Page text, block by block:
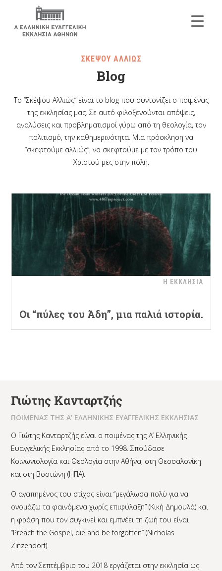
ΣΚΕΨΟΥ ΑΛΛΙΩΣ
Blog
Το “Σκέψου Αλλιώς” είναι το blog που συντονίζει ο ποιμένας
της εκκλησίας μας. Σε αυτό φιλοξενούνται απόψεις,
αναλύσεις και προβληματισμοί γύρω από τη θεολογία, τον
πολιτισμό, την καθημερινότητα. Μια πρόσκληση να
“σκεφτούμε αλλιώς”, να σκεφτούμε με τον τρόπο του
Χριστού μες στην πόλη.
Η ΕΚΚΛΗΣΙΑ
Οι “πύλες του Άδη”, μια παλιά ιστορία.
Γιώτης Κανταρτζής
ΠΟΙΜΕΝΑΣ ΤΗΣ Α’ ΕΛΛΗΝΙΚΗΣ ΕΥΑΓΓΕΛΙΚΗΣ ΕΚΚΛΗΣΙΑΣ
Ο Γιώτης Κανταρτζής είναι ο ποιμένας της Α’ Ελληνικής
Ευαγγελικής Εκκλησίας από το 1998. Σπούδασε
Κοινωνιολογία και Θεολογία στην Αθήνα, στη Θεσσαλονίκη
και στη Βοστώνη (ΗΠΑ).
Ο αγαπημένος του στίχος είναι “μεγάλωσα πολύ για να
ονομάζω τα φαινόμενα χωρίς επιφύλαξη” (Κική Δημουλά) και
η φράση που τον συγκινεί και εμπνέει τη ζωή του είναι
“Preach the Gospel, die and be forgotten” (Nicholas
Zinzendorf).
Από τον Σεπτέμβριο του 2018 εργάζεται στην εκκλησία ως